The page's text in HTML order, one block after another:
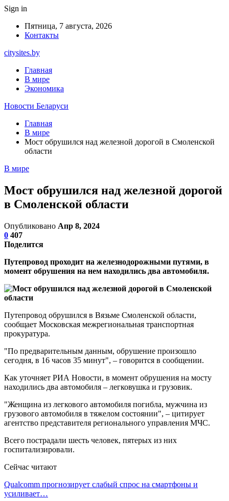
Sign in
Пятница, 7 августа, 2026
Контакты
citysites.by
Главная
В мире
Экономика
Новости Беларуси
Главная
В мире
Мост обрушился над железной дорогой в Смоленской
области
В мире
Мост обрушился над железной дорогой
в Смоленской области
Опубликовано Апр 8, 2024
0 407
Поделится
Путепровод проходит на железнодорожными путями, в
момент обрушения на нем находились два автомобиля.
Путепровод обрушился в Вязьме Смоленской области,
сообщает Московская межрегиональная транспортная
прокуратура.
"По предварительным данным, обрушение произошло
сегодня, в 16 часов 35 минут", – говорится в сообщении.
Как уточняет РИА Новости, в момент обрушения на мосту
находились два автомобиля – легковушка и грузовик.
"Женщина из легкового автомобиля погибла, мужчина из
грузового автомобиля в тяжелом состоянии", – цитирует
агентство представителя регионального управления МЧС.
Всего пострадали шесть человек, пятерых из них
госпитализировали.
Сейчас читают
Qualcomm прогнозирует слабый спрос на смартфоны и
усиливает…